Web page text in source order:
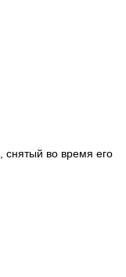
, снятый во время его